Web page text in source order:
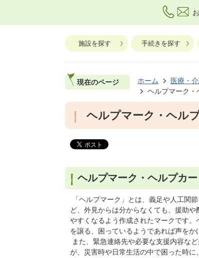
施設を探す 手続きを探す
現在のページ ホーム 医療・
ヘルプマーク・
ヘルプマーク・ヘル
ヘルプマーク・ヘルプカ
「ヘルプマーク」とは、義足や人工関
ど、外見からは分からなくても、援助
やすくなるよう作成されたマークです
を譲る、困っているようであれば声をか
また、緊急連絡先や必要な支援内容な
が、災害時や日常生活の中で困った時